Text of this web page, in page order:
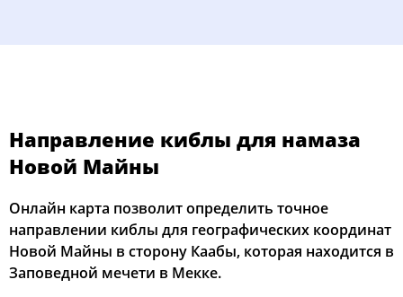
Направление киблы для намаза
Новой Майны
Онлайн карта позволит определить точное
направлении киблы для географических координат
Новой Майны в сторону Каабы, которая находится в
Заповедной мечети в Мекке.